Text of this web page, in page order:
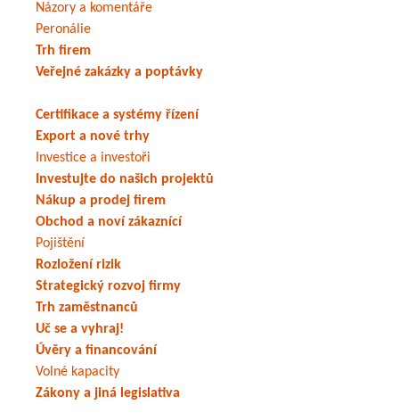
Názory a komentáře
Peronálie
Trh firem
Veřejné zakázky a poptávky
Certifikace a systémy řízení
Export a nové trhy
Investice a investoři
Investujte do našich projektů
Nákup a prodej firem
Obchod a noví zákaznící
Pojištění
Rozložení rizik
Strategický rozvoj firmy
Trh zaměstnanců
Uč se a vyhraj!
Úvěry a financování
Volné kapacity
Zákony a jiná legislativa